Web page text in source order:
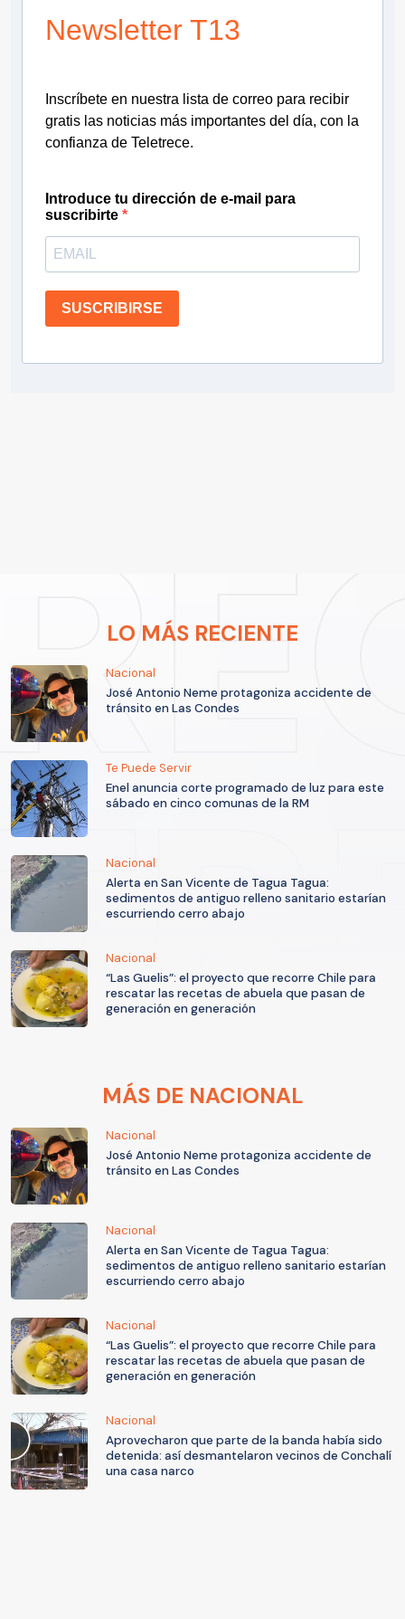
Newsletter T13
Inscríbete en nuestra lista de correo para recibir
gratis las noticias más importantes del día, con la
confianza de Teletrece.
Introduce tu dirección de e-mail para
suscribirte
SUSCRIBIRSE
LO MÁS RECIENTE
Nacional
José Antonio Neme protagoniza accidente de
tránsito en Las Condes
Te Puede Servir
Enel anuncia corte programado de luz para este
sábado en cinco comunas de la RM
Nacional
Alerta en San Vicente de Tagua Tagua:
sedimentos de antiguo relleno sanitario estarían
escurriendo cerro abajo
Nacional
“Las Guelis”: el proyecto que recorre Chile para
rescatar las recetas de abuela que pasan de
generación en generación
MÁS DE NACIONAL
Nacional
José Antonio Neme protagoniza accidente de
tránsito en Las Condes
Nacional
Alerta en San Vicente de Tagua Tagua:
sedimentos de antiguo relleno sanitario estarían
escurriendo cerro abajo
Nacional
“Las Guelis”: el proyecto que recorre Chile para
rescatar las recetas de abuela que pasan de
generación en generación
Nacional
Aprovecharon que parte de la banda había sido
detenida: así desmantelaron vecinos de Conchalí
una casa narco